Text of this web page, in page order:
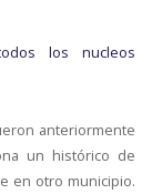
los nucleos
anteriormente
un histórico de
en otro municipio.